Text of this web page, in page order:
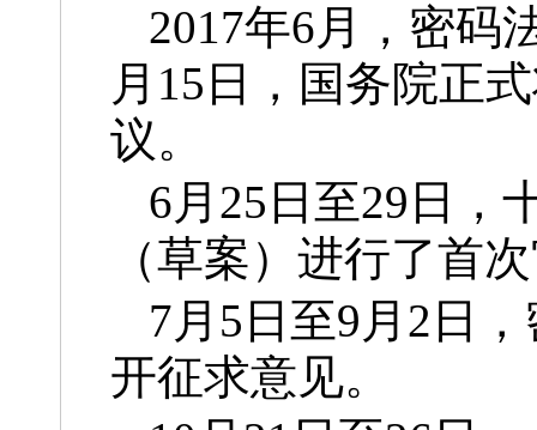
2017年6月，密码
月15日，国务院正
议。
6月25日至29日，
（草案）进行了首
7月5日至9月2日
开征求意见。